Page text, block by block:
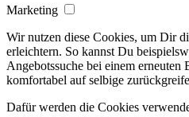
Marketing
Wir nutzen diese Cookies, um Dir
erleichtern. So kannst Du
Angebotssuche bei einem erneuten
komfortabel auf selbige
Dafür werden die Cookies